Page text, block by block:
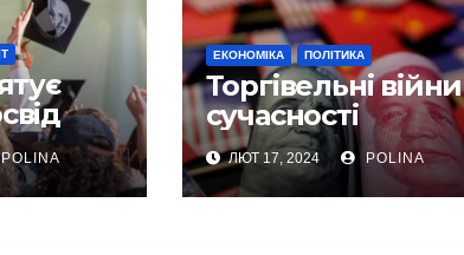
для
POLINA
ЕКОНОМІКА ПОЛІТИКА
Торгівельні війни
сучасності
ЛЮТ 17, 2024 POLINA